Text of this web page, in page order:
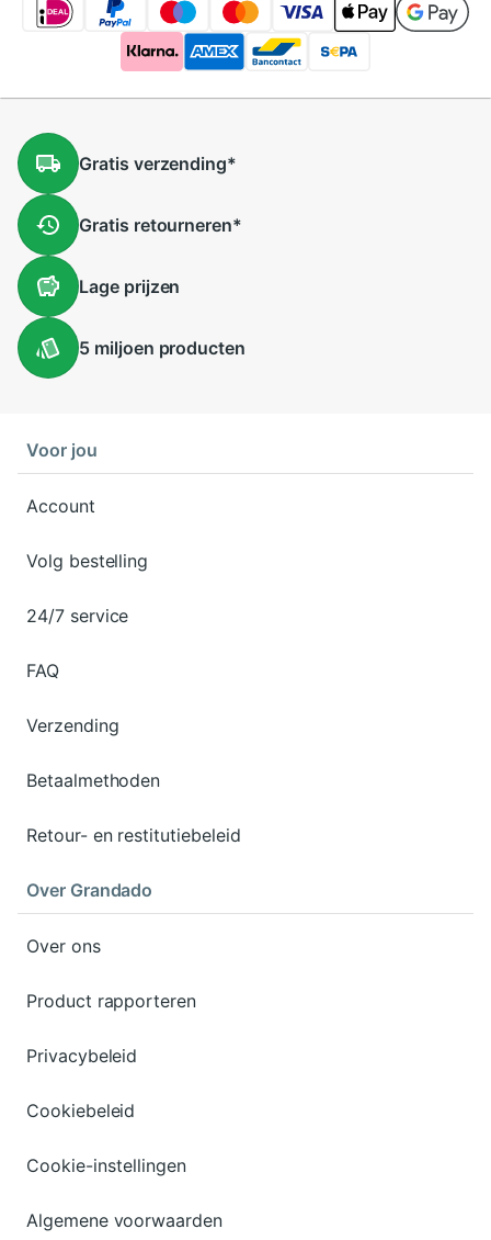
Gratis verzending*
Gratis retourneren*
Lageprijzen
5 miljoen producten
Voor jou
Account
Volg bestelling
24/7 service
FAQ
Verzending
Betaalmethoden
Retour- en restitutiebeleid
Over Grandado
Over ons
Product rapporteren
Privacybeleid
Cookiebeleid
Cookie-instellingen
Algemene voorwaarden